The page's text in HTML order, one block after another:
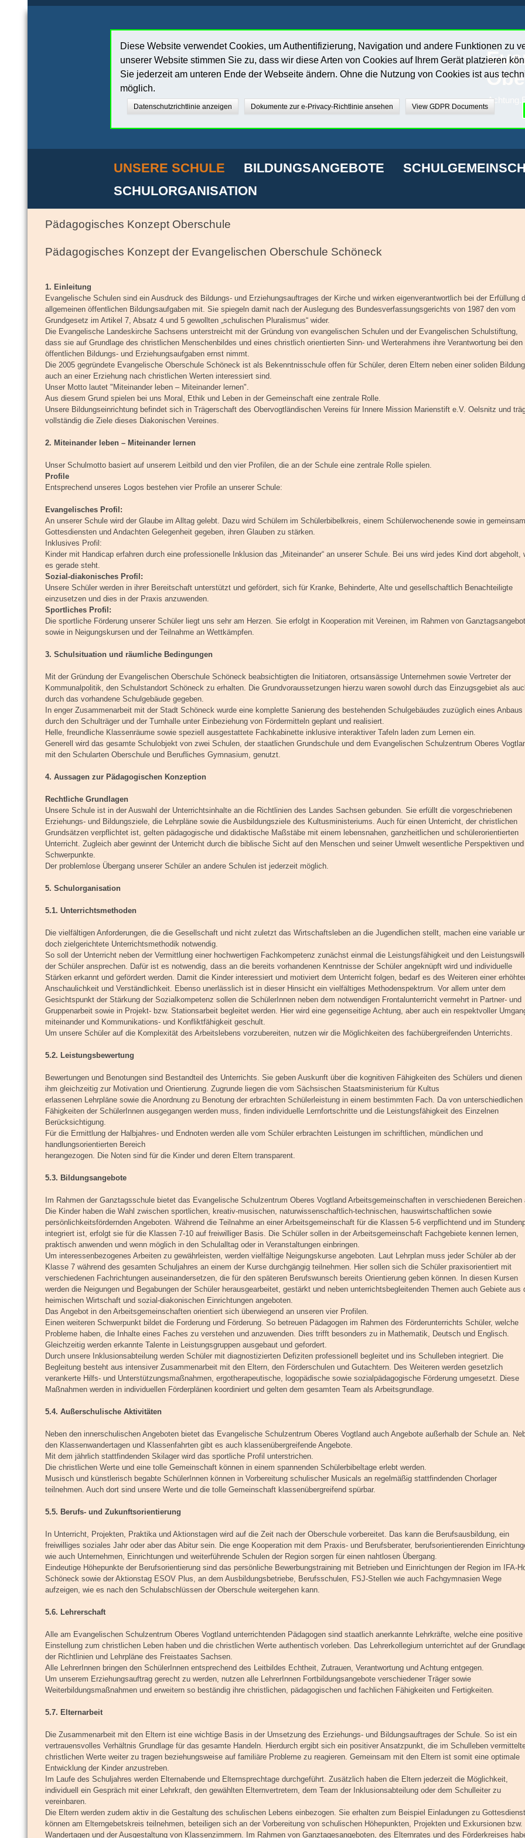
UNSERE SCHULE BILDUNGSANGEBOTE
SCHULORGANISATION
Pädagogisches Konzept Oberschule
Pädagogisches Konzept der Evangelischen Oberschule Schöneck
1. Einleitung
Evangelische Schulen sind ein Ausdruck des Bildungs- und Erziehungsauftrages der Kirche und wirken eigenverantwortlich bei der Erfüllung
allgemeinen öffentlichen Bildungsaufgaben mit. Sie spiegeln damit nach der Auslegung des Bundesverfassungsgerichts von 1987 den vom
Grundgesetz im Artikel 7, Absatz 4 und 5 gewollten „schulischen Pluralismus“ wider.
Die Evangelische Landeskirche Sachsens unterstreicht mit der Gründung von evangelischen Schulen und der Evangelischen Schulstiftung,
dass sie auf Grundlage des christlichen Menschenbildes und eines christlich orientierten Sinn- und Werterahmens ihre Verantwortung bei den
öffentlichen Bildungs- und Erziehungsaufgaben ernst nimmt.
Die 2005 gegründete Evangelische Oberschule Schöneck ist als Bekenntnisschule offen für Schüler, deren Eltern neben einer soliden Bildung
auch an einer Erziehung nach christlichen Werten interessiert sind.
Unser Motto lautet "Miteinander leben – Miteinander lernen".
Aus diesem Grund spielen bei uns Moral, Ethik und Leben in der Gemeinschaft eine zentrale Rolle.
Unsere Bildungseinrichtung befindet sich in Trägerschaft des Obervogtländischen Vereins für Innere Mission Marienstift e.V. Oelsnitz und
vollständig die Ziele dieses Diakonischen Vereines.
2. Miteinander leben – Miteinander lernen
Unser Schulmotto basiert auf unserem Leitbild und den vier Profilen, die an der Schule eine zentrale Rolle spielen.
Profile
Entsprechend unseres Logos bestehen vier Profile an unserer Schule:
Evangelisches Profil:
An unserer Schule wird der Glaube im Alltag gelebt. Dazu wird Schülern im Schülerbibelkreis, einem Schülerwochenende sowie in
Gottesdiensten und Andachten Gelegenheit gegeben, ihren Glauben zu stärken.
Inklusives Profil:
Kinder mit Handicap erfahren durch eine professionelle Inklusion das „Miteinander“ an unserer Schule. Bei uns wird jedes Kind dort abgeholt,
es gerade steht.
Sozial-diakonisches Profil:
Unsere Schüler werden in ihrer Bereitschaft unterstützt und gefördert, sich für Kranke, Behinderte, Alte und gesellschaftlich Benachteiligte
einzusetzen und dies in der Praxis anzuwenden.
Sportliches Profil:
Die sportliche Förderung unserer Schüler liegt uns sehr am Herzen. Sie erfolgt in Kooperation mit Vereinen, im Rahmen von
sowie in Neigungskursen und der Teilnahme an Wettkämpfen.
3. Schulsituation und räumliche Bedingungen
Mit der Gründung der Evangelischen Oberschule Schöneck beabsichtigten die Initiatoren, ortsansässige Unternehmen sowie Vertreter der
Kommunalpolitik, den Schulstandort Schöneck zu erhalten. Die Grundvoraussetzungen hierzu waren sowohl durch das Einzugsgebiet als
durch das vorhandene Schulgebäude gegeben.
In enger Zusammenarbeit mit der Stadt Schöneck wurde eine komplette Sanierung des bestehenden Schulgebäudes zuzüglich eines Anbaus
durch den Schulträger und der Turnhalle unter Einbeziehung von Fördermitteln geplant und realisiert.
Helle, freundliche Klassenräume sowie speziell ausgestattete Fachkabinette inklusive interaktiver Tafeln laden zum Lernen ein.
Generell wird das gesamte Schulobjekt von zwei Schulen, der staatlichen Grundschule und dem Evangelischen Schulzentrum Oberes
mit den Schularten Oberschule und Berufliches Gymnasium, genutzt.
4. Aussagen zur Pädagogischen Konzeption
Rechtliche Grundlagen
Unsere Schule ist in der Auswahl der Unterrichtsinhalte an die Richtlinien des Landes Sachsen gebunden. Sie erfüllt die vorgeschriebenen
Erziehungs- und Bildungsziele, die Lehrpläne sowie die Ausbildungsziele des Kultusministeriums. Auch für einen Unterricht, der christlichen
Grundsätzen verpflichtet ist, gelten pädagogische und didaktische Maßstäbe mit einem lebensnahen, ganzheitlichen und schülerorientierten
Unterricht. Zugleich aber gewinnt der Unterricht durch die biblische Sicht auf den Menschen und seiner Umwelt wesentliche Perspektiven und
Schwerpunkte.
Der problemlose Übergang unserer Schüler an andere Schulen ist jederzeit möglich.
5. Schulorganisation
5.1. Unterrichtsmethoden
Die vielfältigen Anforderungen, die die Gesellschaft und nicht zuletzt das Wirtschaftsleben an die Jugendlichen stellt, machen eine variable
doch zielgerichtete Unterrichtsmethodik notwendig.
So soll der Unterricht neben der Vermittlung einer hochwertigen Fachkompetenz zunächst einmal die Leistungsfähigkeit und den
der Schüler ansprechen. Dafür ist es notwendig, dass an die bereits vorhandenen Kenntnisse der Schüler angeknüpft wird und individuelle
Stärken erkannt und gefördert werden. Damit die Kinder interessiert und motiviert dem Unterricht folgen, bedarf es des Weiteren einer
Anschaulichkeit und Verständlichkeit. Ebenso unerlässlich ist in dieser Hinsicht ein vielfältiges Methodenspektrum. Vor allem unter dem
Gesichtspunkt der Stärkung der Sozialkompetenz sollen die SchülerInnen neben dem notwendigen Frontalunterricht vermehrt in Partner- und
Gruppenarbeit sowie in Projekt- bzw. Stationsarbeit begleitet werden. Hier wird eine gegenseitige Achtung, aber auch ein respektvoller
miteinander und Kommunikations- und Konfliktfähigkeit geschult.
Um unsere Schüler auf die Komplexität des Arbeitslebens vorzubereiten, nutzen wir die Möglichkeiten des fachübergreifenden Unterrichts.
5.2. Leistungsbewertung
Bewertungen und Benotungen sind Bestandteil des Unterrichts. Sie geben Auskunft über die kognitiven Fähigkeiten des Schülers und dienen
ihm gleichzeitig zur Motivation und Orientierung. Zugrunde liegen die vom Sächsischen Staatsministerium für Kultus
erlassenen Lehrpläne sowie die Anordnung zu Benotung der erbrachten Schülerleistung in einem bestimmten Fach. Da von unterschiedlichen
Fähigkeiten der SchülerInnen ausgegangen werden muss, finden individuelle Lernfortschritte und die Leistungsfähigkeit des Einzelnen
Berücksichtigung.
Für die Ermittlung der Halbjahres- und Endnoten werden alle vom Schüler erbrachten Leistungen im schriftlichen, mündlichen und
handlungsorientierten Bereich
herangezogen. Die Noten sind für die Kinder und deren Eltern transparent.
5.3. Bildungsangebote
Im Rahmen der Ganztagsschule bietet das Evangelische Schulzentrum Oberes Vogtland Arbeitsgemeinschaften in verschiedenen Bereichen
Die Kinder haben die Wahl zwischen sportlichen, kreativ-musischen, naturwissenschaftlich-technischen, hauswirtschaftlichen sowie
persönlichkeitsfördernden Angeboten. Während die Teilnahme an einer Arbeitsgemeinschaft für die Klassen 5-6 verpflichtend und im
integriert ist, erfolgt sie für die Klassen 7-10 auf freiwilliger Basis. Die Schüler sollen in der Arbeitsgemeinschaft Fachgebiete kennen lernen,
praktisch anwenden und wenn möglich in den Schulalltag oder in Veranstaltungen einbringen.
Um interessenbezogenes Arbeiten zu gewährleisten, werden vielfältige Neigungskurse angeboten. Laut Lehrplan muss jeder Schüler ab der
Klasse 7 während des gesamten Schuljahres an einem der Kurse durchgängig teilnehmen. Hier sollen sich die Schüler praxisorientiert mit
verschiedenen Fachrichtungen auseinandersetzen, die für den späteren Berufswunsch bereits Orientierung geben können. In diesen Kursen
werden die Neigungen und Begabungen der Schüler herausgearbeitet, gestärkt und neben unterrichtsbegleitenden Themen auch Gebiete aus
heimischen Wirtschaft und sozial-diakonischen Einrichtungen angeboten.
Das Angebot in den Arbeitsgemeinschaften orientiert sich überwiegend an unseren vier Profilen.
Einen weiteren Schwerpunkt bildet die Forderung und Förderung. So betreuen Pädagogen im Rahmen des Förderunterrichts Schüler, welche
Probleme haben, die Inhalte eines Faches zu verstehen und anzuwenden. Dies trifft besonders zu in Mathematik, Deutsch und Englisch.
Gleichzeitig werden erkannte Talente in Leistungsgruppen ausgebaut und gefordert.
Durch unsere Inklusionsabteilung werden Schüler mit diagnostizierten Defiziten professionell begleitet und ins Schulleben integriert. Die
Begleitung besteht aus intensiver Zusammenarbeit mit den Eltern, den Förderschulen und Gutachtern. Des Weiteren werden gesetzlich
verankerte Hilfs- und Unterstützungsmaßnahmen, ergotherapeutische, logopädische sowie sozialpädagogische Förderung umgesetzt. Diese
Maßnahmen werden in individuellen Förderplänen koordiniert und gelten dem gesamten Team als Arbeitsgrundlage.
5.4. Außerschulische Aktivitäten
Neben den innerschulischen Angeboten bietet das Evangelische Schulzentrum Oberes Vogtland auch Angebote außerhalb der Schule an.
den Klassenwandertagen und Klassenfahrten gibt es auch klassenübergreifende Angebote.
Mit dem jährlich stattfindenden Skilager wird das sportliche Profil unterstrichen.
Die christlichen Werte und eine tolle Gemeinschaft können in einem spannenden Schülerbibeltage erlebt werden.
Musisch und künstlerisch begabte SchülerInnen können in Vorbereitung schulischer Musicals an regelmäßig stattfindenden Chorlager
teilnehmen. Auch dort sind unsere Werte und die tolle Gemeinschaft klassenübergreifend spürbar.
5.5. Berufs- und Zukunftsorientierung
In Unterricht, Projekten, Praktika und Aktionstagen wird auf die Zeit nach der Oberschule vorbereitet. Das kann die Berufsausbildung, ein
freiwilliges soziales Jahr oder aber das Abitur sein. Die enge Kooperation mit dem Praxis- und Berufsberater, berufsorientierenden
wie auch Unternehmen, Einrichtungen und weiterführende Schulen der Region sorgen für einen nahtlosen Übergang.
Eindeutige Höhepunkte der Berufsorientierung sind das persönliche Bewerbungstraining mit Betrieben und Einrichtungen der Region im IFA-
Schöneck sowie der Aktionstag ESOV Plus, an dem Ausbildungsbetriebe, Berufsschulen, FSJ-Stellen wie auch Fachgymnasien Wege
aufzeigen, wie es nach den Schulabschlüssen der Oberschule weitergehen kann.
5.6. Lehrerschaft
Alle am Evangelischen Schulzentrum Oberes Vogtland unterrichtenden Pädagogen sind staatlich anerkannte Lehrkräfte, welche eine positive
Einstellung zum christlichen Leben haben und die christlichen Werte authentisch vorleben. Das Lehrerkollegium unterrichtet auf der
der Richtlinien und Lehrpläne des Freistaates Sachsen.
Alle LehrerInnen bringen den SchülerInnen entsprechend des Leitbildes Echtheit, Zutrauen, Verantwortung und Achtung entgegen.
Um unserem Erziehungsauftrag gerecht zu werden, nutzen alle LehrerInnen Fortbildungsangebote verschiedener Träger sowie
Weiterbildungsmaßnahmen und erweitern so beständig ihre christlichen, pädagogischen und fachlichen Fähigkeiten und Fertigkeiten.
5.7. Elternarbeit
Die Zusammenarbeit mit den Eltern ist eine wichtige Basis in der Umsetzung des Erziehungs- und Bildungsauftrages der Schule. So ist ein
vertrauensvolles Verhältnis Grundlage für das gesamte Handeln. Hierdurch ergibt sich ein positiver Ansatzpunkt, die im Schulleben
christlichen Werte weiter zu tragen beziehungsweise auf familiäre Probleme zu reagieren. Gemeinsam mit den Eltern ist somit eine optimale
Entwicklung der Kinder anzustreben.
Im Laufe des Schuljahres werden Elternabende und Elternsprechtage durchgeführt. Zusätzlich haben die Eltern jederzeit die Möglichkeit,
individuell ein Gespräch mit einer Lehrkraft, den gewählten Elternvertretern, dem Team der Inklusionsabteilung oder dem Schulleiter zu
vereinbaren.
Die Eltern werden zudem aktiv in die Gestaltung des schulischen Lebens einbezogen. Sie erhalten zum Beispiel Einladungen zu
können am Elterngebetskreis teilnehmen, beteiligen sich an der Vorbereitung von schulischen Höhepunkten, Projekten und Exkursionen bzw.
Wandertagen und der Ausgestaltung von Klassenzimmern. Im Rahmen von Ganztagesangeboten, des Elternrates und des Förderkreises
Diese Website verwendet Cookies, um Authentifizierung, Navigation und andere Funktionen zu
unserer Website stimmen Sie zu, dass wir diese Arten von Cookies auf Ihrem Gerät platzieren
Sie jederzeit am unteren Ende der Webseite ändern. Ohne die Nutzung von Cookies ist aus
möglich.
Datenschutzrichtlinie anzeigen Dokumente zur e-Privacy-Richtlinie ansehen View GDPR Documents